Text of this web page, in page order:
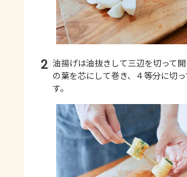
2 油揚げは油抜きして三辺を切って
の葉を芯にして巻き、４等分に切
す。